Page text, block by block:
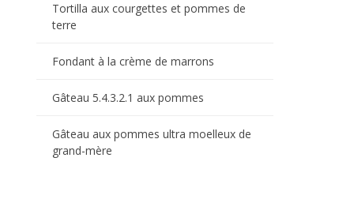
Tortilla aux courgettes et pommes de
terre
Fondant à la crème de marrons
Gâteau 5.4.3.2.1 aux pommes
Gâteau aux pommes ultra moelleux de
grand-mère